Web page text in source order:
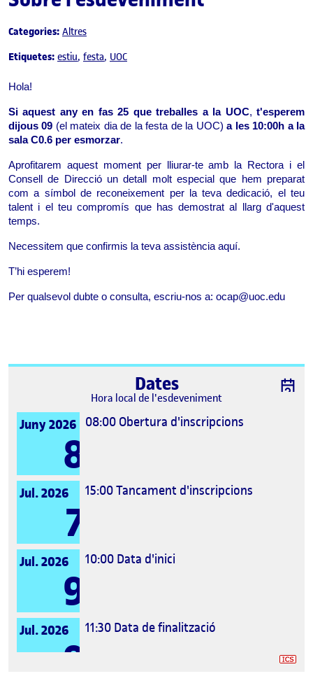
Categories: Altres
Etiquetes: estiu festa UOC
Hola!
Si aquest any en fas 25 que treballes a la UOC,t'esperem
dijous 09 (el mateix dia de la festa de la UOC) a les 10:00h a la
sala C0.6 per esmorzar.
Aprofitarem aquest moment per lliurar-te amb la Rectora i el
Consell de Direcció un detall molt especial que hem preparat
com a símbol de reconeixement per la teva dedicació, el teu
talent i el teu compromís que has demostrat al llarg d'aquest
temps.
Necessitem que confirmis la teva assistència aquí.
T’hi esperem!
Per qualsevol dubte o consulta, escriu-nos a: ocap@uoc.edu
Dates
Hora local de l'esdeveniment
Juny 2026
8
08:00 Obertura d'inscripcions
Jul. 2026
7
15:00Tancament d'inscripcions
Jul. 2026
9
10:00 Data d'inici
Jul. 2026
9
11:30 Data de finalització